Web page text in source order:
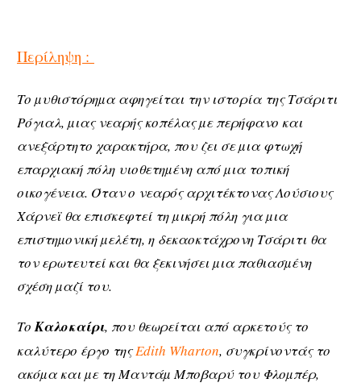
Περίληψη :
Το µυθιστόρηµα αφηγείται την ιστορία της Τσάριτι
Ρόγιαλ, µιας νεαρής κοπέλας µε περήφανο και
ανεξάρτητο χαρακτήρα, που ζει σε µια φτωχή
επαρχιακή πόλη υιοθετηµένη από µια τοπική
οικογένεια. Όταν ο νεαρός αρχιτέκτονας Λούσιους
Χάρνεϊ θα επισκεφτεί τη µικρή πόλη για µια
επιστηµονική µελέτη, η δεκαοκτάχρονη Τσάριτι θα
τον ερωτευτεί και θα ξεκινήσει µια παθιασµένη
σχέση µαζί του.
ΤοΚαλοκαίρι, που θεωρείται από αρκετούς το
καλύτερο έργο τηςEdith Wharton, συγκρίνοντάς το
ακόµα και µε τη Μαντάµ Μποβαρύ του Φλοµπέρ,